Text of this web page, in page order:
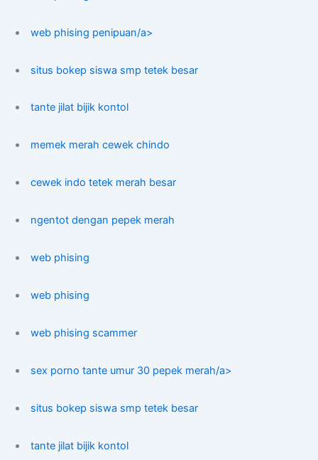
web phising penipuan/a>
situs bokep siswa smp tetek besar
tante jilat bijik kontol
memek merah cewek chindo
cewek indo tetek merah besar
ngentot dengan pepek merah
web phising
web phising
web phising scammer
sex porno tante umur 30 pepek merah/a>
situs bokep siswa smp tetek besar
tante jilat bijik kontol